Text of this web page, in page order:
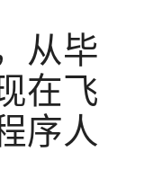
从毕
在飞
序人